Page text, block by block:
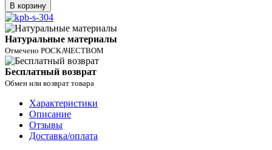
В корзину
Натуральные материалы
Отмечено РОСКАЧЕСТВОМ
Бесплатный возврат
Обмен или возврат товара
Характеристики
Описание
Отзывы
Доставка/оплата